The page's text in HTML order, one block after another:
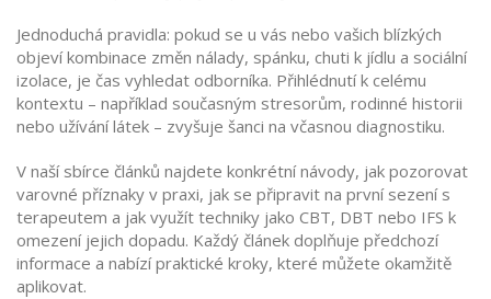
Jednoduchá pravidla: pokud se u vás nebo vašich blízkých
objeví kombinace změn nálady, spánku, chuti k jídlu a sociální
izolace, je čas vyhledat odborníka. Přihlédnutí k celému
kontextu – například současným stresorům, rodinné historii
nebo užívání látek – zvyšuje šanci na včasnou diagnostiku.
V naší sbírce článků najdete konkrétní návody, jak pozorovat
varovné příznaky v praxi, jak se připravit na první sezení s
terapeutem a jak využít techniky jako CBT, DBT nebo IFS k
omezení jejich dopadu. Každý článek doplňuje předchozí
informace a nabízí praktické kroky, které můžete okamžitě
aplikovat.